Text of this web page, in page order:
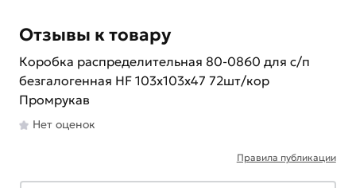
Отзывы к товару
Коробка распределительная 80-0860 для с/п
безгалогенная HF 103х103х47 72шт/кор
Промрукав
Нет оценок
Правила публикации